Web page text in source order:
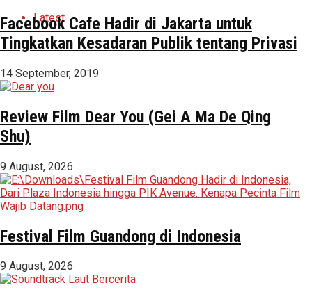
Latest
Facebook Cafe Hadir di Jakarta untuk
Tingkatkan Kesadaran Publik tentang Privasi
14 September, 2019
Review Film Dear You (Gei A Ma De Qing
Shu)
9 August, 2026
Festival Film Guandong di Indonesia
9 August, 2026